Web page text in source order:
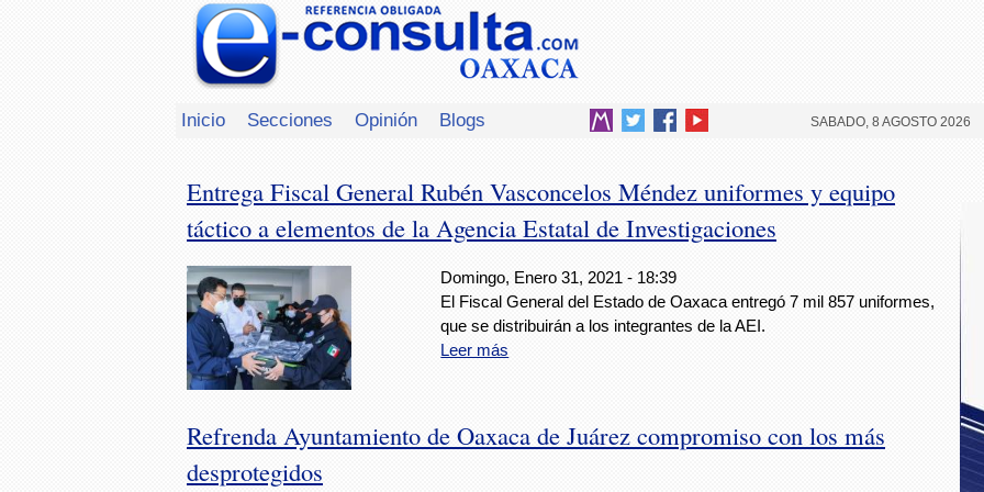
Inicio Secciones Opinión Blogs SABADO, 8 AGOSTO 2026
Entrega Fiscal General Rubén Vasconcelos Méndez uniformes y equipo
táctico a elementos de la Agencia Estatal de Investigaciones
Domingo, Enero 31, 2021 - 18:39
El Fiscal General del Estado de Oaxaca entregó 7 mil 857 uniformes,
que se distribuirán a los integrantes de la AEI.
Leer más
Refrenda Ayuntamiento de Oaxaca de Juárez compromiso con los más
desprotegidos